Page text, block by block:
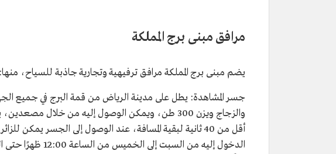
مرافق مبنى برج المملكة
يضم مبنى برج المملكة مرافق ترفيهية وتجارية جاذبة للسياح، منها:
أقل من 40 ثانية لبقية المسافة، عند الوصول إلى الجسر